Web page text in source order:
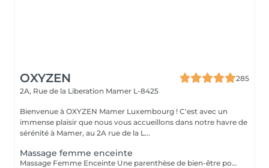
OXYZEN
285
2A, Rue de la Liberation Mamer L-8425
Bienvenue à OXYZEN Mamer Luxembourg ! C'est avec un
immense plaisir que nous vous accueillons dans notre havre de
sérénité à Mamer, au 2A rue de la L...
Massage femme enceinte
Massage Femme Enceinte Une parenthèse de bien-être pour vous et votre bébé La grossesse est une étape unique et extraordinaire, mais aussi exigeante pour le corps et l'esprit. Notre Massage Femme Enceinte a été spécialement conçu pour accompagner les futures mamans en douceur, en apportant détente, vitalité et sérénité, tout en respectant vos besoins et ceux de votre bébé. Les bienfaits du Massage Femme Enceinte -Redonne de l'énergie : soulage la fatigue et procure un regain de vitalité. -Apaise tensions et inconforts : réduit les douleurs musculaires et articulaires liées à la grossesse. -Adoucit et assouplit la peau : favorise l'hydratation et aide à prévenir l'apparition de vergetures. -Renforce le lien avec bébé : un moment privilégié pour ressentir une profonde connexion émotionnelle. -Prépare à un accouchement harmonieux : en diminuant le stress et en relâchant les tensions musculaires. Chaque séance est réalisée par des praticiens expérimentés, formés pour garantir une expérience sécurisée, adaptée et profondément apaisante. Tout est pensé pour que vous puissiez vous évader du quotidien et savourer ce moment de douceur, rien que pour vous et votre bébé. Ce soin est conseillé à partir du 2 trimestre de grossesse. Déconseillé en cas de contre-indication médicale (demandez toujours l'avis de votre médecin). Avertissement : Nos massages sont exclusivement dédiés au bien-être et à la relaxation. Ils ne remplacent pas un suivi médical et ne relèvent pas de la kinésithérapie.